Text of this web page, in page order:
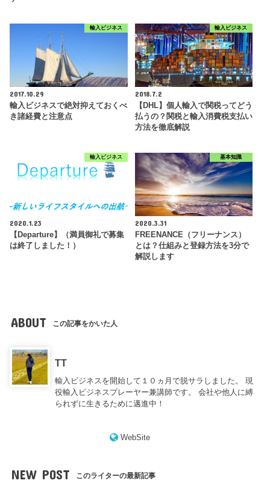
輸入ビジネス
2017.10.29
輸入ビジネスで絶対抑えておくべ
き諸経費と注意点
輸入ビジネス
2018.7.2
【DHL】個人輸入で関税ってどう
払うの？関税と輸入消費税支払い
方法を徹底解説
輸入ビジネス
2020.1.23
【Departure】（満員御礼で募集
は終了しました！）
基本知識
2020.3.31
FREENANCE（フリーナンス）
とは？仕組みと登録方法を3分で
解説します
ABOUT この記事をかいた人
TT
輸入ビジネスを開始して１０ヵ月で脱サラしました。 現
役輸入ビジネスプレーヤー兼講師です。 会社や他人に縛
られずに生きるために邁進中！
WebSite
NEW POST このライターの最新記事